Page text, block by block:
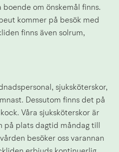
om önskemål finns.
kommer på besök med
finns även solrum,
sjuksköterskor,
Dessutom finns det på
Våra sjuksköterskor är
på plats dagtid måndag till
besöker oss varannan